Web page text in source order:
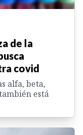
de la
covid
alfa, beta,
está